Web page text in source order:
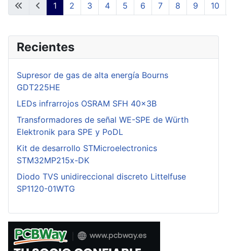
Page 1 of 136
1 2 3 4 5 6 7 8 9 10
Recientes
Supresor de gas de alta energía Bourns
GDT225HE
LEDs infrarrojos OSRAM SFH 40x3B
Transformadores de señal WE-SPE de Würth
Elektronik para SPE y PoDL
Kit de desarrollo STMicroelectronics
STM32MP215x-DK
Diodo TVS unidireccional discreto Littelfuse
SP1120-01WTG